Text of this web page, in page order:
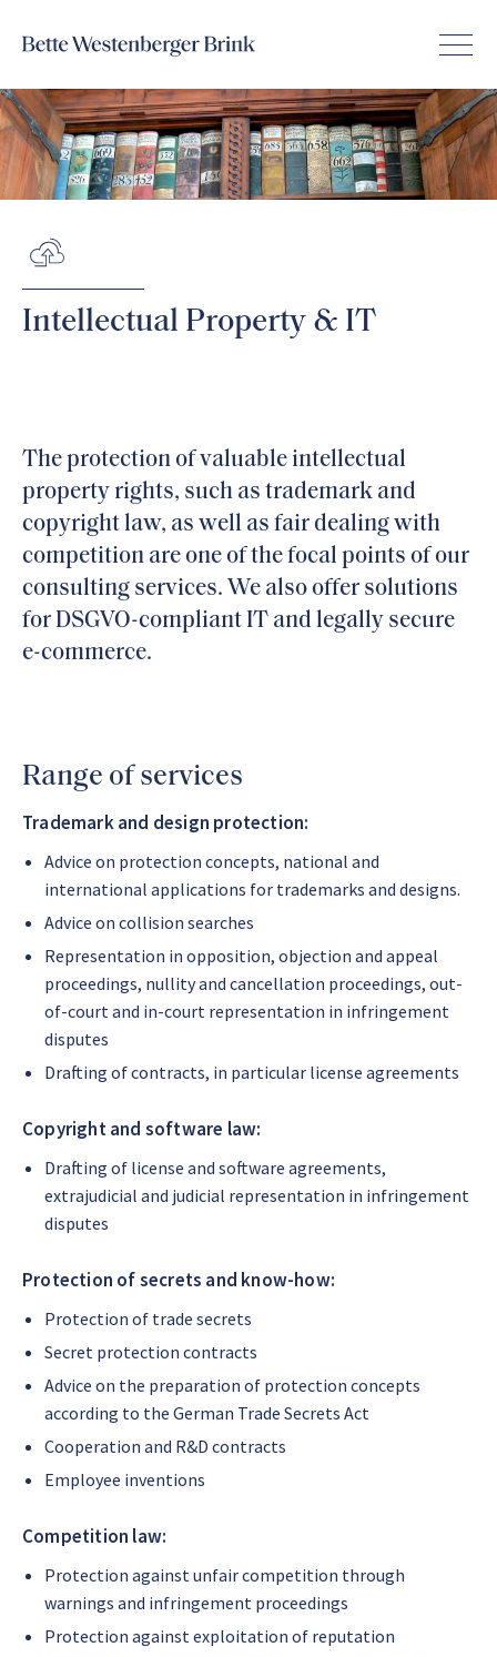
Intellectual Property & IT
The protection of valuable intellectual
property rights, such as trademark and
copyright law, as well as fair dealing with
competition are one of the focal points of our
consulting services. We also offer solutions
for DSGVO-compliant IT and legally secure
e-commerce.
Range of services
Trademark and design protection:
Advice on protection concepts, national and
international applications for trademarks and designs.
Advice on collision searches
Representation in opposition, objection and appeal
proceedings, nullity and cancellation proceedings, out-
of-court and in-court representation in infringement
disputes
Drafting of contracts, in particular license agreements
Copyright and software law:
Drafting of license and software agreements,
extrajudicial and judicial representation in infringement
disputes
Protection of secrets and know-how:
Protection of trade secrets
Secret protection contracts
Advice on the preparation of protection concepts
according to the German Trade Secrets Act
Cooperation and R&D contracts
Employee inventions
Competition law:
Protection against unfair competition through
warnings and infringement proceedings
Protection against exploitation of reputation